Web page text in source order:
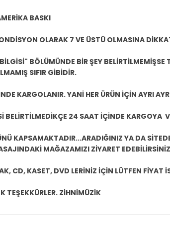
BASKI
OLARAK 7 VE ÜSTÜ OLMASINA
BÖLÜMÜNDE BİR ŞEY
SIFIR GİBİDİR.
KARGOLANIR. YANİ HER ÜRÜN İÇİN AYRI
BELİRTİLMEDİKÇE 24 SAAT İÇİNDE KARGOYA
KAPSAMAKTADIR...ARADIĞINIZ YA DA
MAĞAZAMIZI ZİYARET
CD, KASET, DVD LERİNİZ İÇİN LÜTFEN FİYAT
TEŞEKKÜRLER. ZİHNİMÜZİK